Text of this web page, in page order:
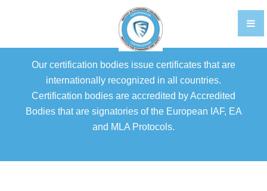
Our certification bodies issue certificates that are
internationally recognized in all countries.
Certification bodies are accredited by Accredited
Bodies that are signatories of the European IAF, EA
and MLA Protocols.
CERTIFIKACIJA OSOBLJA EN
FOOD STANDARDS